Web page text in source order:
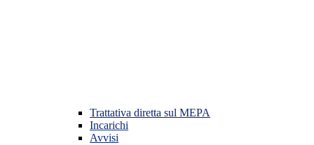
Trattativa diretta sul MEPA
Incarichi
Avvisi